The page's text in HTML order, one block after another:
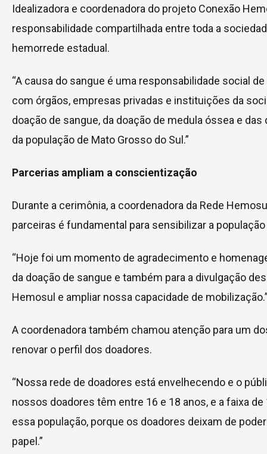
Idealizadora e coordenadora do projeto Conexão
responsabilidade compartilhada entre toda a
hemorrede estadual.
“A causa do sangue é uma responsabilidade social
com órgãos, empresas privadas e instituições da
doação de sangue, da doação de medula óssea e
da população de Mato Grosso do Sul.”
Parcerias ampliam a conscientização
Durante a cerimônia, a coordenadora da Rede
parceiras é fundamental para sensibilizar a
“Hoje foi um momento de agradecimento e
da doação de sangue e também para a divulgação
Hemosul e ampliar nossa capacidade de
A coordenadora também chamou atenção para um
renovar o perfil dos doadores.
“Nossa rede de doadores está envelhecendo e o
nossos doadores têm entre 16 e 18 anos, e a faixa
essa população, porque os doadores deixam de
papel.”